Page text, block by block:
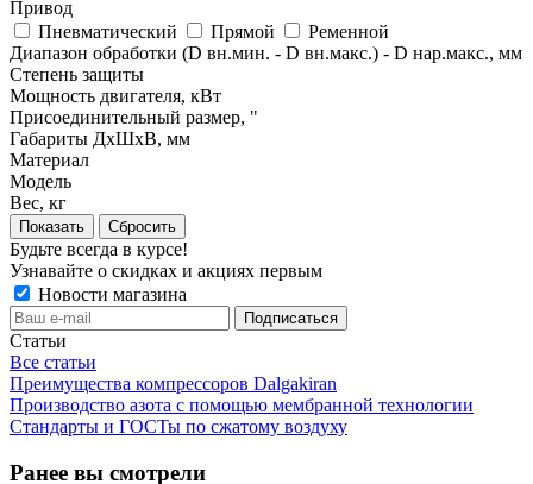
Привод
Пневматический
Прямой
Ременной
Диапазон обработки (D вн.мин. - D вн.макс.) - D нар.макс., мм
Степень защиты
Мощность двигателя, кВт
Присоединительный размер, "
Габариты ДхШхВ, мм
Материал
Модель
Вес, кг
Сбросить
Будьте всегда в курсе!
Узнавайте о скидках и акциях первым
Новости магазина
Статьи
Все статьи
Преимущества компрессоров Dalgakiran
Производство азота с помощью мембранной технологии
Стандарты и ГОСТы по сжатому воздуху
Ранее вы смотрели